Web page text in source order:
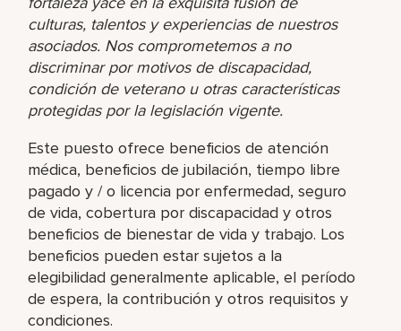
culturas, talentos y experiencias de nuestros
asociados. Nos comprometemos a no
discriminar por motivos de discapacidad,
condición de veterano u otras características
protegidas por la legislación vigente.
Este puesto ofrece beneficios de atención
médica, beneficios de jubilación, tiempo libre
pagado y / o licencia por enfermedad, seguro
de vida, cobertura por discapacidad y otros
beneficios de bienestar de vida y trabajo. Los
beneficios pueden estar sujetos a la
elegibilidad generalmente aplicable, el período
de espera, la contribución y otros requisitos y
condiciones.